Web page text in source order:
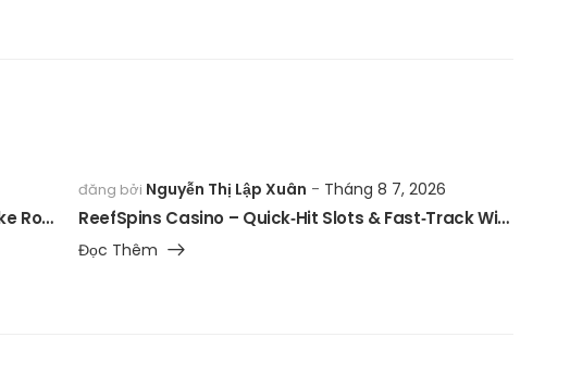
How Players Interact with Offshore Casinos Like Rolletto in the UK
đăng bởi Nguyễn Thị Lập Xuân Tháng 8 7, 2026
ReefSpins Casino – Quick‑Hit Slots & Fast‑Track Wins
Đọc Thêm